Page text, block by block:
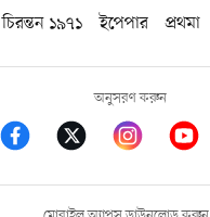
চিরন্তন ১৯৭১ ইপেপার প্রথমা
অনুসরণ করুন